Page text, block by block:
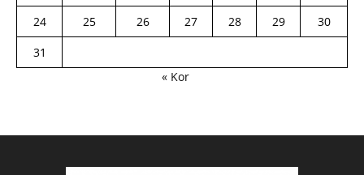
24
25 26 27 28 29
30
31
« Kor